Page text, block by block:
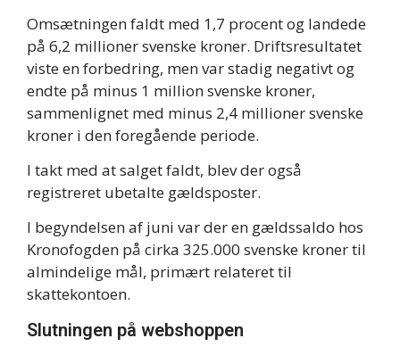
Omsætningen faldt med 1,7 procent og landede
på 6,2 millioner svenske kroner. Driftsresultatet
viste en forbedring, men var stadig negativt og
endte på minus 1 million svenske kroner,
sammenlignet med minus 2,4 millioner svenske
kroner i den foregående periode.
I takt med at salget faldt, blev der også
registreret ubetalte gældsposter.
I begyndelsen af juni var der en gældssaldo hos
Kronofogden på cirka 325.000 svenske kroner til
almindelige mål, primært relateret til
skattekontoen.
Slutningen på webshoppen